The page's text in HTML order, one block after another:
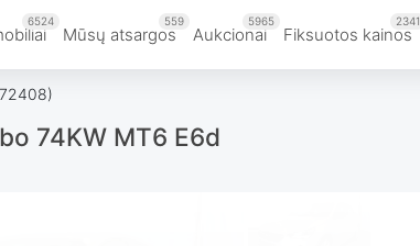
6524
Mūsų atsargos
559
Aukcionai
5965
Fiksuotos kainos
2341
74KW MT6 E6d